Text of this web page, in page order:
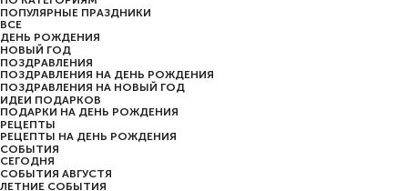
ПОПУЛЯРНЫЕ ПРАЗДНИКИ
ВСЕ
ДЕНЬ РОЖДЕНИЯ
НОВЫЙ ГОД
ПОЗДРАВЛЕНИЯ
ПОЗДРАВЛЕНИЯ НА ДЕНЬ РОЖДЕНИЯ
ПОЗДРАВЛЕНИЯ НА НОВЫЙ ГОД
ИДЕИ ПОДАРКОВ
ПОДАРКИ НА ДЕНЬ РОЖДЕНИЯ
РЕЦЕПТЫ
РЕЦЕПТЫ НА ДЕНЬ РОЖДЕНИЯ
СОБЫТИЯ
CЕГОДНЯ
СОБЫТИЯ АВГУСТЯ
ЛЕТНИЕ СОБЫТИЯ